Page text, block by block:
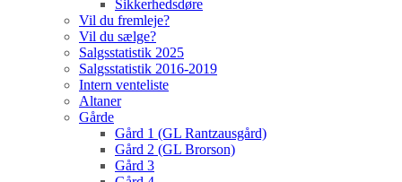
Sikkerhedsdøre
Vil du fremleje?
Vil du sælge?
Salgsstatistik 2025
Salgsstatistik 2016-2019
Intern venteliste
Altaner
Gårde
Gård 1 (GL Rantzausgård)
Gård 2 (GL Brorson)
Gård 3